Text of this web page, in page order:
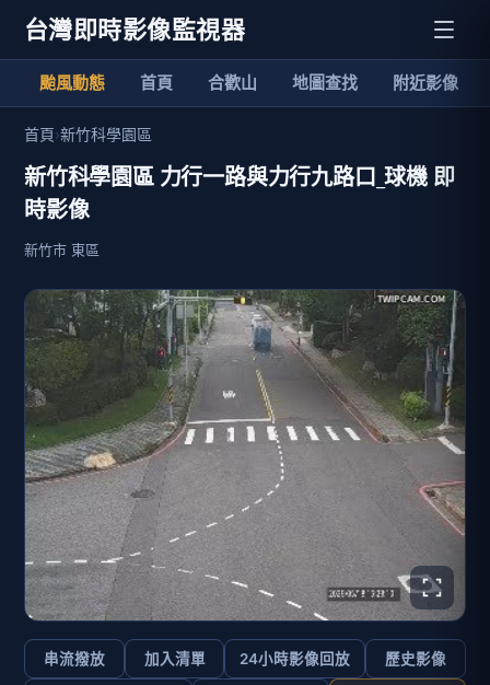
台灣即時影像監視器
颱風動態 首頁 合歡山 地圖查找 附近影像
首頁›新竹科學園區
新竹科學園區 力行一路與力行九路口_球機 即
時影像
新竹市 東區
串流撥放 加入清單 24小時影像回放 歷史影像